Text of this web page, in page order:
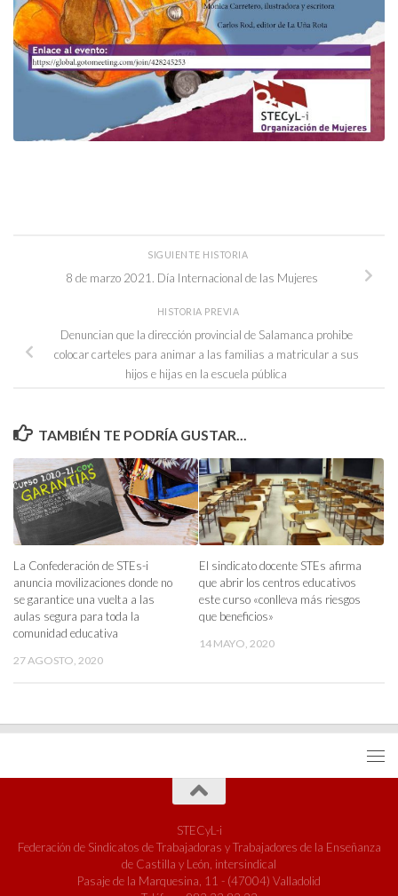
SIGUIENTE HISTORIA
8 de marzo 2021. Día Internacional de las Mujeres
HISTORIA PREVIA
Denuncian que la dirección provincial de Salamanca prohibe
colocar carteles para animar a las familias a matricular a sus
hijos e hijas en la escuela pública
TAMBIÉN TE PODRÍA GUSTAR...
La Confederación de STEs-i
anuncia movilizaciones donde no
se garantice una vuelta a las
aulas segura para toda la
comunidad educativa
27 AGOSTO, 2020
El sindicato docente STEs afirma
que abrir los centros educativos
este curso «conlleva más riesgos
que beneficios»
14 MAYO, 2020
STECyL-i
Federación de Sindicatos de Trabajadoras y Trabajadores de la Enseñanza
de Castilla y León, intersindical
Pasaje de la Marquesina, 11 - (47004) Valladolid